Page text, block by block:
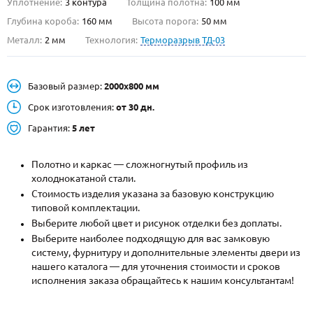
Металлические двери от производителя с доставкой и установкой в
НАЙТИ:
ЗАПРОСИТЬ РАСЧЕТ
Каталог Как купить
Записаться на замер
Уплотнение: 3 контура Толщина полотна: 100 мм
Глубина короба: 160 мм Высота порога: 50 мм
Металл: 2 мм Технология: Терморазрыв ТД-03
Базовый размер: 2000х800 мм
Срок изготовления: от 30 дн.
Гарантия: 5 лет
Полотно и каркас — сложногнутый профиль из
холоднокатаной стали.
Стоимость изделия указана за базовую конструкцию
типовой комплектации.
Выберите любой цвет и рисунок отделки без доплаты.
Выберите наиболее подходящую для вас замковую
систему, фурнитуру и дополнительные элементы двери из
нашего каталога — для уточнения стоимости и сроков
исполнения заказа обращайтесь к нашим консультантам!